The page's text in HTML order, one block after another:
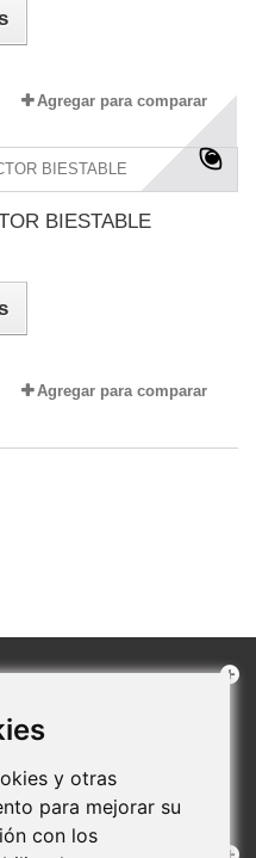
y otras
para mejorar su
con los
Agregar para comparar
BIESTABLE
Agregar para comparar